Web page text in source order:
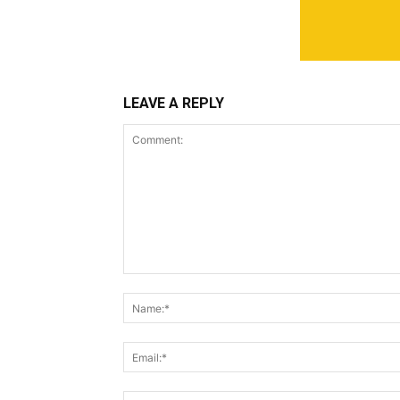
LEAVE A REPLY